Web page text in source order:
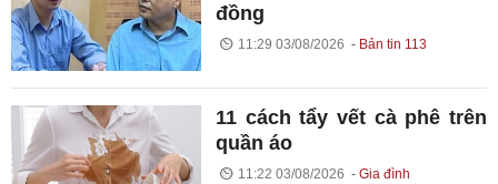
đồng
11:29 03/08/2026 Bản tin 113
11 cách tẩy vết cà phê trên
quần áo
11:22 03/08/2026 Gia đình